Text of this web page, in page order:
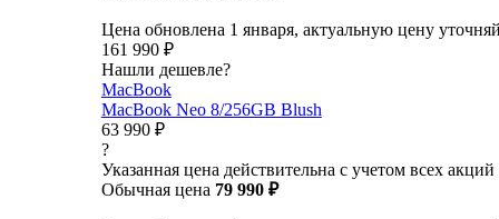
Цена обновлена 1 января, актуальную цену
161 990 ₽
Нашли дешевле?
MacBook
MacBook Neo 8/256GB Blush
63 990 ₽
?
Указанная цена действительна с учетом всех акций
Обычная цена 79 990 ₽